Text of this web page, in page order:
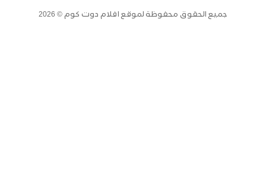
جميع الحقوق محفوظة لموقع افلام دوت كوم © 2026